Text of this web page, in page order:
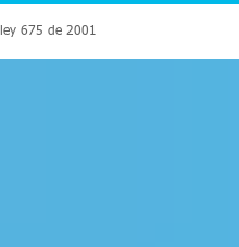
ley 675 de 2001